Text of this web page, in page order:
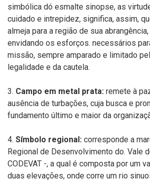
simbólica dó esmalte sinopse, as
cuidado e intrepidez, significa, assim,
almeja para a região de sua
envidando os esforços. necessários
missão, sempre amparado e limitado
legalidade e da cautela.
3. Campo em metal prata: remete à
ausência de turbações, cuja busca e
fundamento último e maior da
4. Símbolo regional: corresponde a
Regional de Desenvolvimento do. Vale
CODEVAT -, a qual é composta por um
duas elevações, onde corre um rio